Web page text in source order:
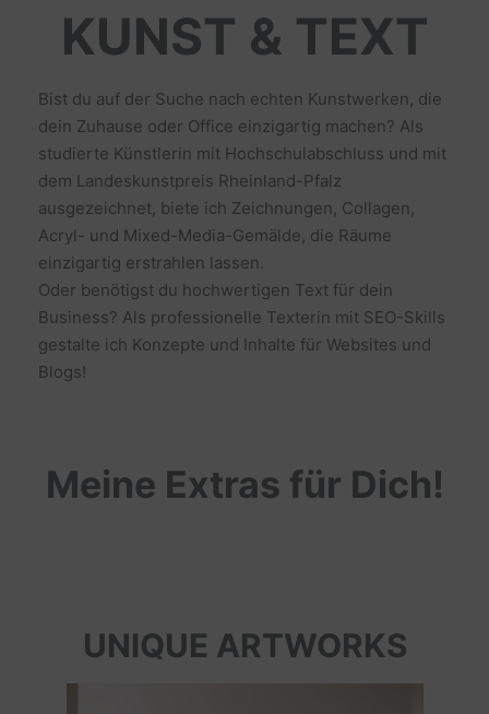
KUNST & TEXT
Bist du auf der Suche nach echten Kunstwerken, die
dein Zuhause oder Office einzigartig machen? Als
studierte Künstlerin mit Hochschulabschluss und mit
dem Landeskunstpreis Rheinland-Pfalz
ausgezeichnet, biete ich Zeichnungen, Collagen,
Acryl- und Mixed-Media-Gemälde, die Räume
einzigartig erstrahlen lassen.
Oder benötigst du hochwertigen Text für dein
Business? Als professionelle Texterin mit SEO-Skills
gestalte ich Konzepte und Inhalte für Websites und
Blogs!
Meine Extras für Dich!
UNIQUE ARTWORKS